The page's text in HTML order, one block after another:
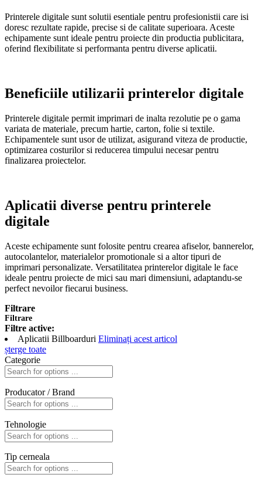
Printerele digitale sunt solutii esentiale pentru profesionistii care isi
doresc rezultate rapide, precise si de calitate superioara. Aceste
echipamente sunt ideale pentru proiecte din productia publicitara,
oferind flexibilitate si performanta pentru diverse aplicatii.
Beneficiile utilizarii printerelor digitale
Printerele digitale permit imprimari de inalta rezolutie pe o gama
variata de materiale, precum hartie, carton, folie si textile.
Echipamentele sunt usor de utilizat, asigurand viteza de productie,
optimizarea costurilor si reducerea timpului necesar pentru
finalizarea proiectelor.
Aplicatii diverse pentru printerele
digitale
Aceste echipamente sunt folosite pentru crearea afiselor, bannerelor,
autocolantelor, materialelor promotionale si a altor tipuri de
imprimari personalizate. Versatilitatea printerelor digitale le face
ideale pentru proiecte de mici sau mari dimensiuni, adaptandu-se
perfect nevoilor fiecarui business.
Filtrare
Filtrare
Filtre active:
Aplicatii Billboarduri Eliminați acest articol
șterge toate
Categorie
Producator / Brand
Tehnologie
Tip cerneala